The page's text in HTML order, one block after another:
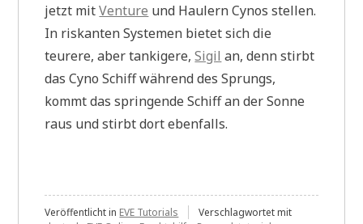
jetzt mitVenture und Haulern Cynos stellen.
In riskanten Systemen bietet sich die
teurere, aber tankigere,Sigil an, denn stirbt
das Cyno Schiff während des Sprungs,
kommt das springende Schiff an der Sonne
raus und stirbt dort ebenfalls.
Veröffentlicht in EVE Tutorials
Verschlagwortet mit